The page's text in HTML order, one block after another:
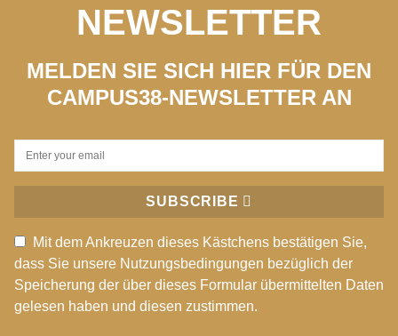
NEWSLETTER
MELDEN SIE SICH HIER FÜR DEN
CAMPUS38-NEWSLETTER AN
SUBSCRIBE
Mit dem Ankreuzen dieses Kästchens bestätigen Sie,
dass Sie unsere Nutzungsbedingungen bezüglich der
Speicherung der über dieses Formular übermittelten Daten
gelesen haben und diesen zustimmen.